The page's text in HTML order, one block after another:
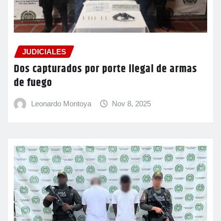
JUDICIALES
Dos capturados por porte ilegal de armas
de fuego
Leonardo Montoya Nov 8, 2025